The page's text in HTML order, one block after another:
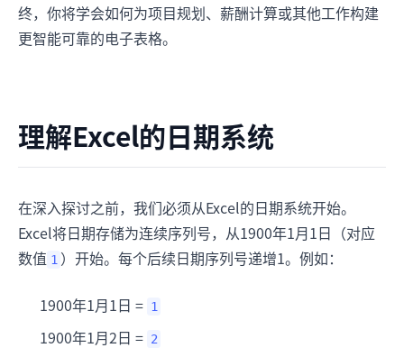
终，你将学会如何为项目规划、薪酬计算或其他工作构建
更智能可靠的电子表格。
理解Excel的日期系统
在深入探讨之前，我们必须从Excel的日期系统开始。
Excel将日期存储为连续序列号，从1900年1月1日（对应
数值 1 ）开始。每个后续日期序列号递增1。例如：
1900年1月1日 = 1
1900年1月2日 = 2